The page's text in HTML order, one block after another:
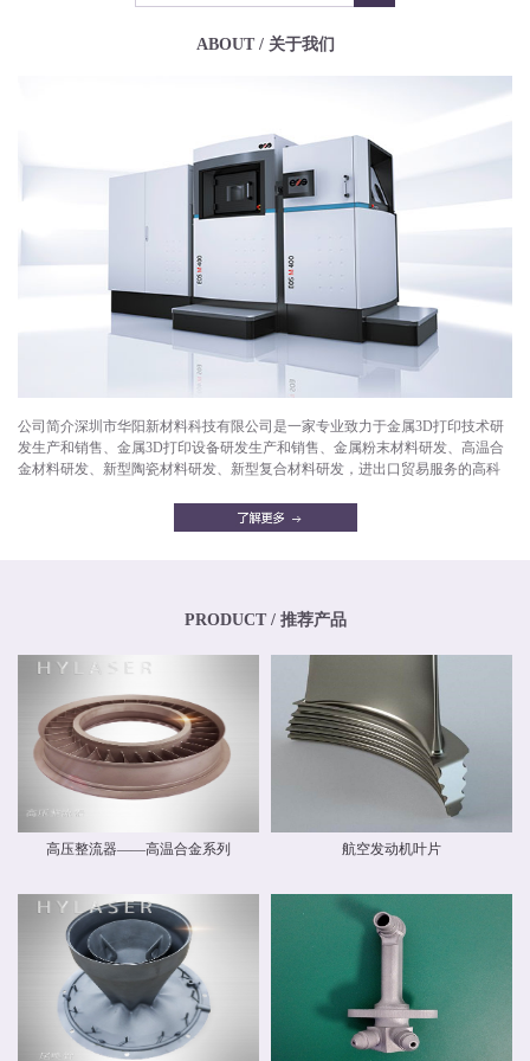
ABOUT / 关于我们
公司简介深圳市华阳新材料科技有限公司是一家专业致力于金属3D打印技术研
发生产和销售、金属3D打印设备研发生产和销售、金属粉末材料研发、高温合
金材料研发、新型陶瓷材料研发、新型复合材料研发，进出口贸易服务的高科
油喷嘴，减重机箱，散热器，异形件，模具，工艺品等。华阳新材料拥有一支
专业化、年轻化的技术团队，其骨干均为博士、硕士，其中博士生比例超过
联合研发合作关系。华阳新材料具有高素质人才的研发中心，，拥有一流的跨
检测设备，能够对材料物理力学性能、化学性能及疲劳损伤进行检测，能分析
材料化学成分、分析金属及金属间化合物的分布、分析晶体和晶界组织。 华阳
新材料现有激光专业级金属3D打印设备多台。公司具有ISO9001质量体系认
证，具备完整的质量管理体系。公司战略华阳的价值理念是 创造价值，创新报
国 ；核心竞争力是持续创新、快速响应。我们根据客户需求开发新产品和系统
方案，提供可靠的质量和最好的服务，并降低客户成本。
PRODUCT / 推荐产品
高压整流器——高温合金系列 航空发动机叶片